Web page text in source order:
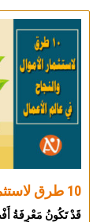
10 طرق لاستثمار الأموال والنجاح في عالم الأعمال
قَدْ تَكُونُ مَعْرِفَةُ